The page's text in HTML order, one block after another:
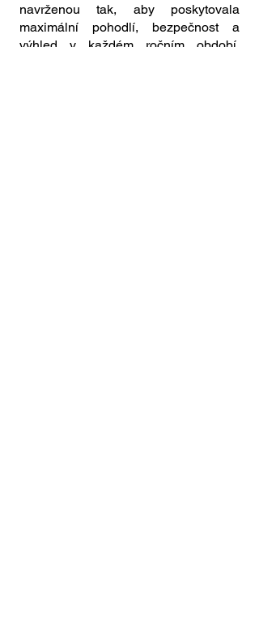
navrženou tak, aby poskytovala
maximální pohodlí, bezpečnost a
výhled v každém ročním období.